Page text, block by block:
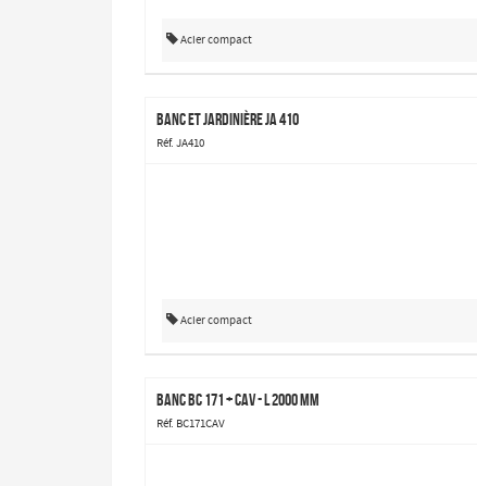
Acier compact
Banc et jardinière JA 410
Réf. JA410
Acier compact
Banc BC 171 + CAV - L 2000 mm
Réf. BC171CAV